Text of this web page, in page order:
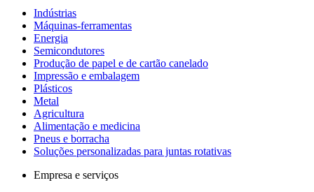
Indústrias
Máquinas-ferramentas
Energia
Semicondutores
Produção de papel e de cartão canelado
Impressão e embalagem
Plásticos
Metal
Agricultura
Alimentação e medicina
Pneus e borracha
Soluções personalizadas para juntas rotativas
Empresa e serviços